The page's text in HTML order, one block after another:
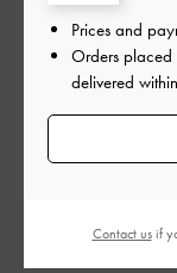
買ってよかったです
サイズ: 37/23.5cm
Prices and
Orders placed
delivered
Contact usif